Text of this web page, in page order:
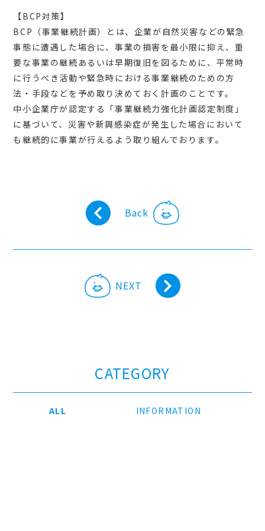
【BCP対策】
BCP（事業継続計画）とは、企業が自然災害などの緊急
事態に遭遇した場合に、事業の損害を最小限に抑え、重
要な事業の継続あるいは早期復旧を図るために、平常時
に行うべき活動や緊急時における事業継続のための方
法・手段などを予め取り決めておく計画のことです。
中小企業庁が認定する「事業継続力強化計画認定制度」
に基づいて、災害や新興感染症が発生した場合において
も継続的に事業が行えるよう取り組んでおります。
Back
NEXT
CATEGORY
ALL INFORMATION